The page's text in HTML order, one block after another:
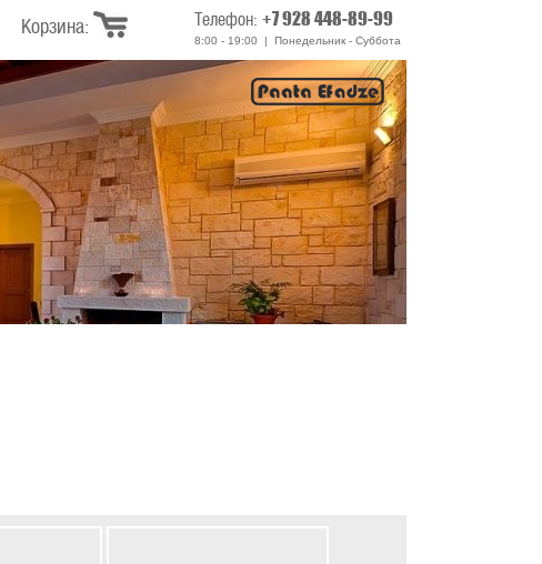
Телефон: +7 928 448-89-99
8:00 - 19:00 | Понедельник - Суббота
Корзина: